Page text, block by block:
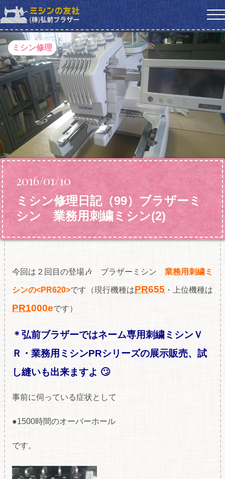
ミシン修理
2016/01/10
ミシン修理日記（99）ブラザーミ
シン 業務用刺繍ミシン(2)
今回は２回目の登場🎶 ブラザーミシン 業務用刺繍ミ
シンの<PR620>です（現行機種はPR655 ・上位機種は
PR1000eです）
＊弘前ブラザーではネーム専用刺繍ミシンＶ
Ｒ・業務用ミシンPRシリーズの展示販売、試
し縫いも出来ますよ 🙄
事前に伺っている症状として
●1500時間のオーバーホール
です。